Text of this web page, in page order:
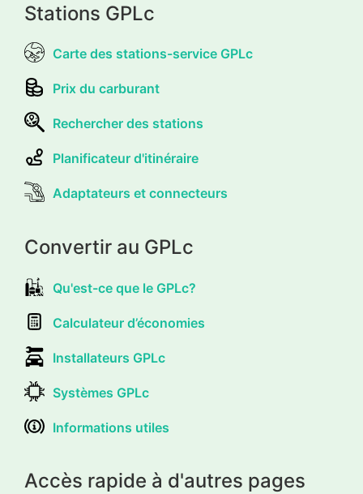
Stations GPLc
Carte des stations-service GPLc
Prix du carburant
Rechercher des stations
Planificateur d'itinéraire
Adaptateurs et connecteurs
Convertir au GPLc
Qu'est-ce que le GPLc?
Calculateur d’économies
Installateurs GPLc
Systèmes GPLc
Informations utiles
Accès rapide à d'autres pages